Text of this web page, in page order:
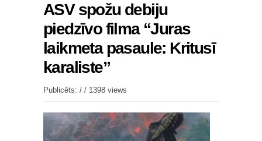
ASV spožu debiju
piedzīvo filma “Juras
laikmeta pasaule: Kritusī
karaliste”
Publicēts: / / 1398 views